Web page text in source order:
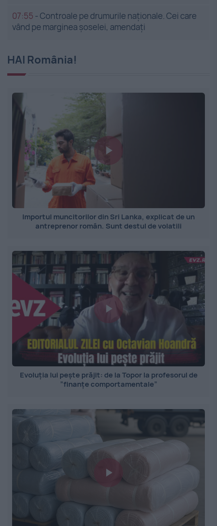
07:55 -Controale pe drumurile naționale. Cei care
vând pe marginea șoselei, amendați
HAI România!
Importul muncitorilor din Sri Lanka, explicat de un
antreprenor român. Sunt destul de volatili
Evoluția lui pește prăjit: de la Topor la profesorul de
”finanțe comportamentale”